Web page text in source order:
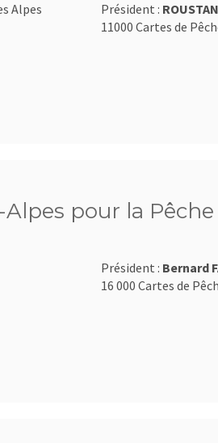
Alpes
Président :
11000 Cartes de
pour la
Président : Bernard
16 000 Cartes de